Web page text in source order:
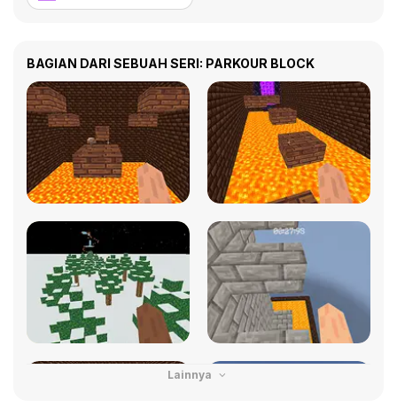
BAGIAN DARI SEBUAH SERI: PARKOUR BLOCK
Lainnya